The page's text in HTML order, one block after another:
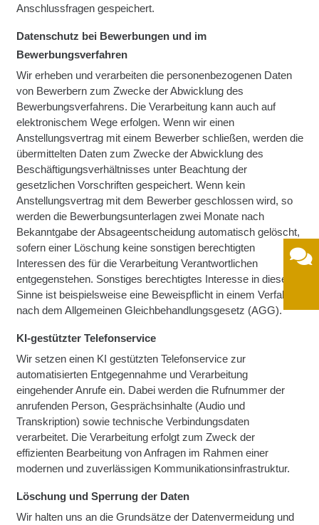
Anschlussfragen gespeichert.
Datenschutz bei Bewerbungen und im
Bewerbungsverfahren
Wir erheben und verarbeiten die personenbezogenen Daten
von Bewerbern zum Zwecke der Abwicklung des
Bewerbungsverfahrens. Die Verarbeitung kann auch auf
elektronischem Wege erfolgen. Wenn wir einen
Anstellungsvertrag mit einem Bewerber schließen, werden die
übermittelten Daten zum Zwecke der Abwicklung des
Beschäftigungsverhältnisses unter Beachtung der
gesetzlichen Vorschriften gespeichert. Wenn kein
Anstellungsvertrag mit dem Bewerber geschlossen wird, so
werden die Bewerbungsunterlagen zwei Monate nach
Bekanntgabe der Absageentscheidung automatisch gelöscht,
sofern einer Löschung keine sonstigen berechtigten
Interessen des für die Verarbeitung Verantwortlichen
entgegenstehen. Sonstiges berechtigtes Interesse in diesem
Sinne ist beispielsweise eine Beweispflicht in einem Verfahren
nach dem Allgemeinen Gleichbehandlungsgesetz (AGG).
KI‑gestützter Telefonservice
Wir setzen einen KI gestützten Telefonservice zur
automatisierten Entgegennahme und Verarbeitung
eingehender Anrufe ein. Dabei werden die Rufnummer der
anrufenden Person, Gesprächsinhalte (Audio und
Transkription) sowie technische Verbindungsdaten
verarbeitet. Die Verarbeitung erfolgt zum Zweck der
effizienten Bearbeitung von Anfragen im Rahmen einer
modernen und zuverlässigen Kommunikationsinfrastruktur.
Löschung und Sperrung der Daten
Wir halten uns an die Grundsätze der Datenvermeidung und